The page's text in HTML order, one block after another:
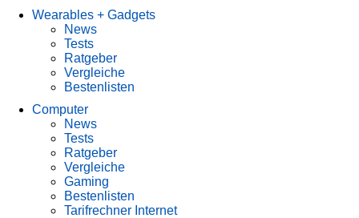
Wearables + Gadgets
News
Tests
Ratgeber
Vergleiche
Bestenlisten
Computer
News
Tests
Ratgeber
Vergleiche
Gaming
Bestenlisten
Tarifrechner Internet